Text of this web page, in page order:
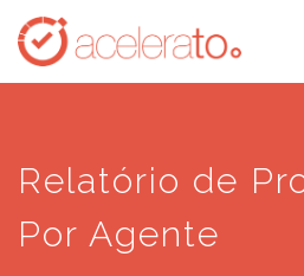
Skip
main
Relatório de
Por Agente